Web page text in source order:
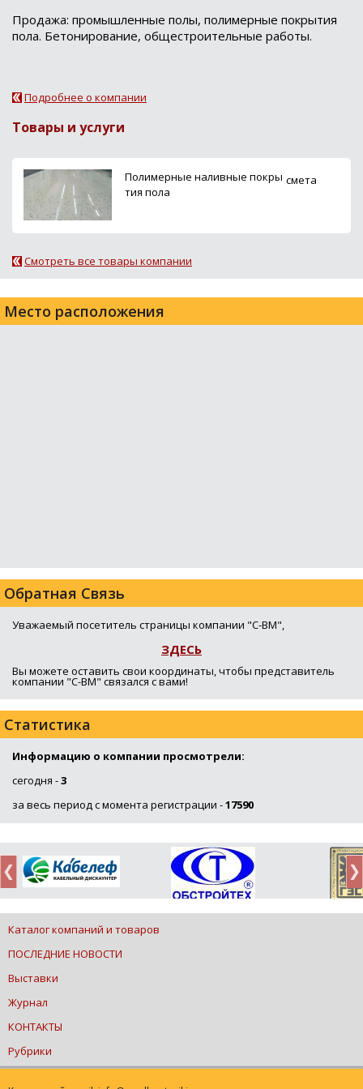
Продажа: промышленные полы, полимерные покрытия
пола. Бетонирование, общестроительные работы.
Подробнее о компании
Товары и услуги
Полимерные наливные покры
тия пола
смета
Смотреть все товары компании
Место расположения
Обратная Связь
Уважаемый посетитель страницы компании "С-ВМ",
ЗДЕСЬ
Вы можете оставить свои координаты, чтобы представитель
компании "С-ВМ" связался с вами!
Статистика
Информацию о компании просмотрели:
сегодня -3
за весь период с момента регистрации -17590
Каталог компаний и товаров
ПОСЛЕДНИЕ НОВОСТИ
Выставки
Журнал
КОНТАКТЫ
Рубрики